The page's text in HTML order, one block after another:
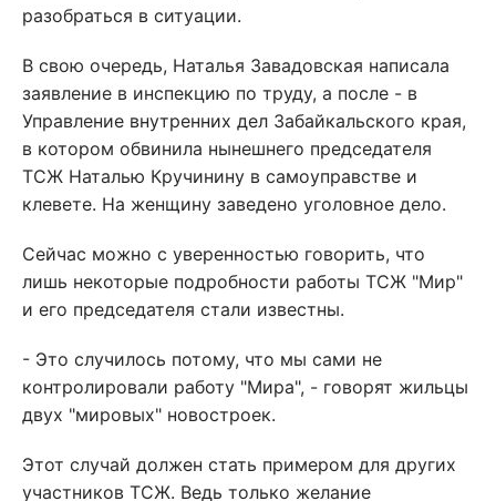
разобраться в ситуации.
В свою очередь, Наталья Завадовская написала
заявление в инспекцию по труду, а после - в
Управление внутренних дел Забайкальского края,
в котором обвинила нынешнего председателя
ТСЖ Наталью Кручинину в самоуправстве и
клевете. На женщину заведено уголовное дело.
Сейчас можно с уверенностью говорить, что
лишь некоторые подробности работы ТСЖ "Мир"
и его председателя стали известны.
- Это случилось потому, что мы сами не
контролировали работу "Мира", - говорят жильцы
двух "мировых" новостроек.
Этот случай должен стать примером для других
участников ТСЖ. Ведь только желание